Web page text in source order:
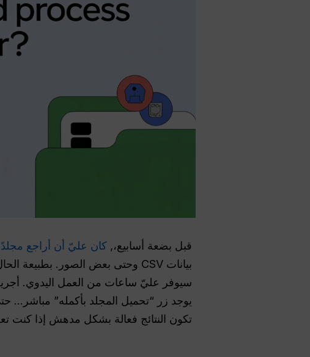
قبل بضعة أسابيع،, كان عليّ أن أراجع
يوجد زر “تحميل المجلد بأكمله” مباشر...
تكون النتائج فعالة بشكل مدهش إذا كنت